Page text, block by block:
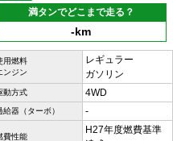
満タンでどこまで走る？
-km
用燃料
ンジン
レギュラー
ガソリン
動方式 4WD
給器（ターボ） -
費性能
H27年度燃費基準